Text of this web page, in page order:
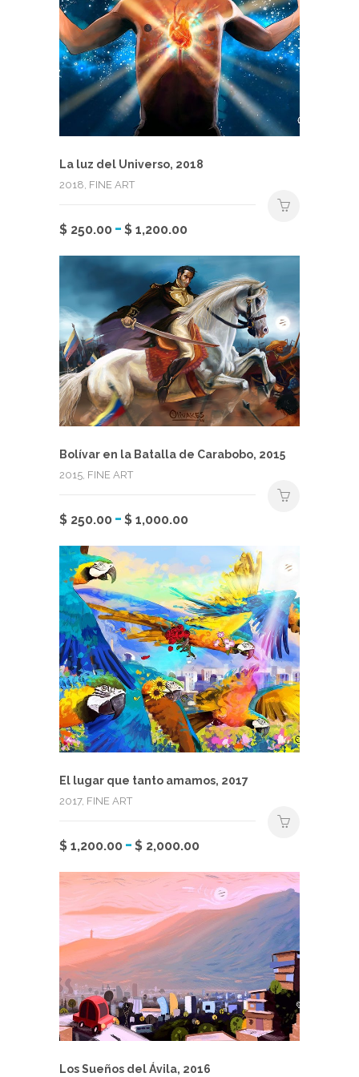
La luz del Universo, 2018
2018, FINE ART
$ 250.00 - $ 1,200.00Rango
precios:
desde
$ 250.00
hasta
$ 1,200.00
Este
tiene
múltiples
variantes.
Las
opciones
se
pueden
elegir
en
la
página
Bolívar en la Batalla de Carabobo, 2015
2015, FINE ART
$ 250.00 - $ 1,000.00Rango
precios:
desde
$ 250.00
hasta
$ 1,000.00
Este
tiene
múltiples
variantes.
Las
opciones
se
pueden
elegir
en
la
página
de
producto
El lugar que tanto amamos, 2017
2017, FINE ART
$ 1,200.00 - $ 2,000.00Rango
precios:
desde
$ 1,200.00
hasta
$ 2,000.00
Este
tiene
múltiples
variantes.
Las
opciones
se
pueden
elegir
en
la
página
Los Sueños del Ávila, 2016